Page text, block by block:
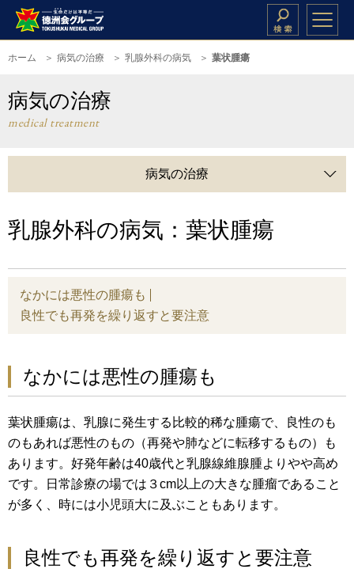
ホーム 病気の治療 乳腺外科の病気 葉状腫瘍
病気の治療
medical treatment
病気の治療
乳腺外科の病気：葉状腫瘍
なかには悪性の腫瘍も
良性でも再発を繰り返すと要注意
なかには悪性の腫瘍も
葉状腫瘍は、乳腺に発生する比較的稀な腫瘍で、良性のも
のもあれば悪性のもの（再発や肺などに転移するもの）も
あります。好発年齢は40歳代と乳腺線維腺腫よりやや高め
です。日常診療の場では３cm以上の大きな腫瘤であること
が多く、時には小児頭大に及ぶこともあります。
良性でも再発を繰り返すと要注意